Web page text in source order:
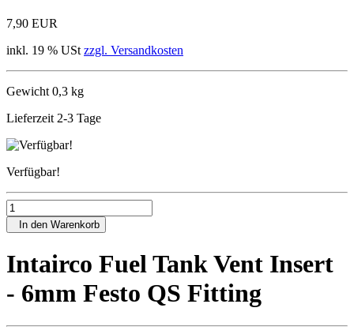
7,90 EUR
inkl. 19 % USt zzgl. Versandkosten
Gewicht 0,3 kg
Lieferzeit 2-3 Tage
Verfügbar!
In den Warenkorb
Intairco Fuel Tank Vent Insert
- 6mm Festo QS Fitting